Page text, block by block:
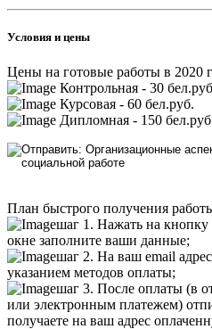
Условия и цены
Цены на готовые
Контрольная - 30
Курсовая - 60 бел.руб.
Дипломная - 150
План быстрого получения
шаг 1. Нажать на
окне заполните ваши данные;
шаг 2. На ваш email
указанием методов оплаты;
шаг 3. После оплаты (в
или электронным платежем)
получаете на ваш адрес